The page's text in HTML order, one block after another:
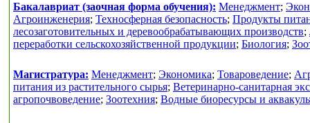
Бакалавриат (заочная форма обучения): Менеджмент;
Агроинженерия; Техносферная безопасность; Продукты
лесозаготовительных и деревообрабатывающих производств;
переработки сельскохозяйственной продукции; Биология;
Магистратура: Менеджмент; Экономика; Товароведение;
питания из растительного сырья; Ветеринарно-санитарная
агропочвоведение; Зоотехния; Водные биоресурсы и